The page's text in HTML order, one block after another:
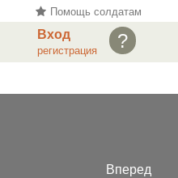
Помощь солдатам
?
Вход
регистрация
Вперед